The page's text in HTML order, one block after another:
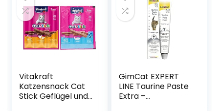
Vitakraft
Katzensnack Cat
Stick Geflügel und
GimCat EXPERT
LINE Taurine Paste
Extra –